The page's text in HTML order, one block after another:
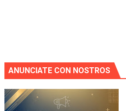
ANUNCIATE CON NOSTROS